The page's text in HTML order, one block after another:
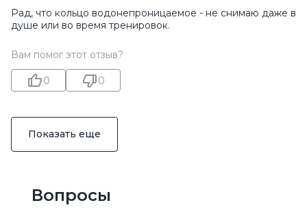
Рад, что кольцо водонепроницаемое - не снимаю даже в
душе или во время тренировок.
Вам помог этот отзыв?
0 0
Показать еще
Вопросы